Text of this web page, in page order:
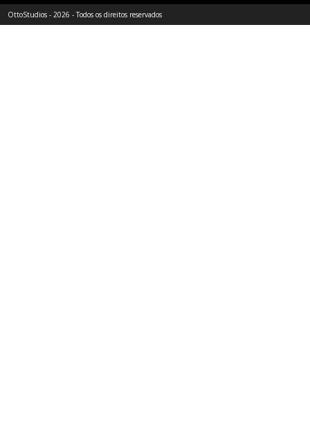
OttoStudios - 2026 - Todos os direitos reservados